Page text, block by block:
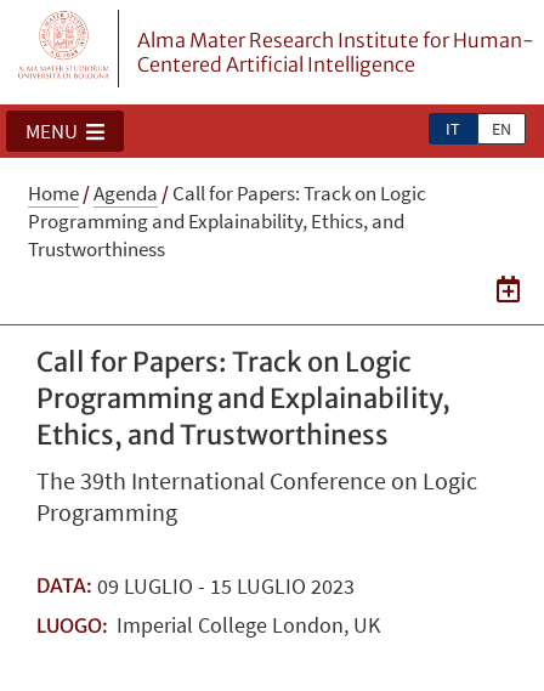
Alma Mater Research Institute for Human-
Centered Artificial Intelligence
IT EN
MENU
Home/Agenda /Call for Papers: Track on Logic
Programming and Explainability, Ethics, and
Trustworthiness
Call for Papers: Track on Logic
Programming and Explainability,
Ethics, and Trustworthiness
The 39th International Conference on Logic
Programming
DATA: 09 LUGLIO - 15 LUGLIO2023
LUOGO: Imperial College London, UK